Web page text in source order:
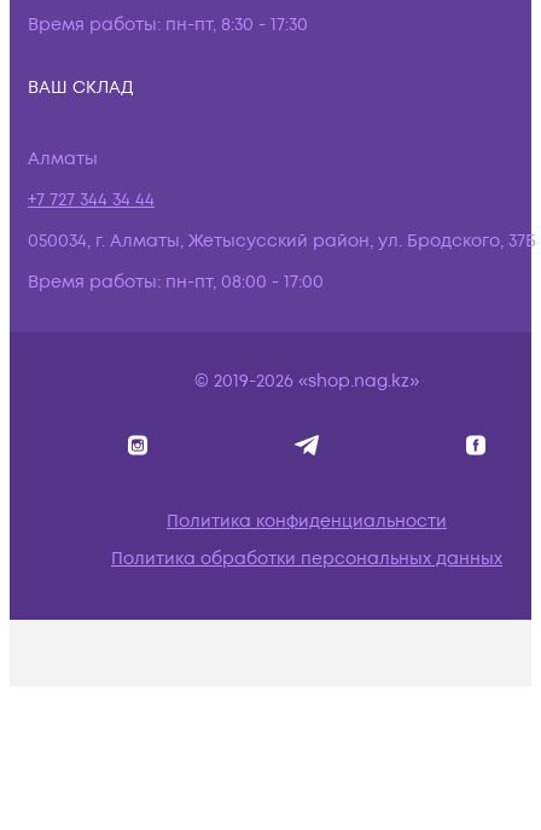
Время работы: пн-пт, 8:30 - 17:30
ВАШ СКЛАД
Алматы
+7 727 344 34 44
050034, г. Алматы, Жетысусский район, ул. Бродского, 37Б
Время работы: пн-пт, 08:00 - 17:00
© 2019-2026 «shop.nag.kz»
Политика конфиденциальности
Политика обработки персональных данных